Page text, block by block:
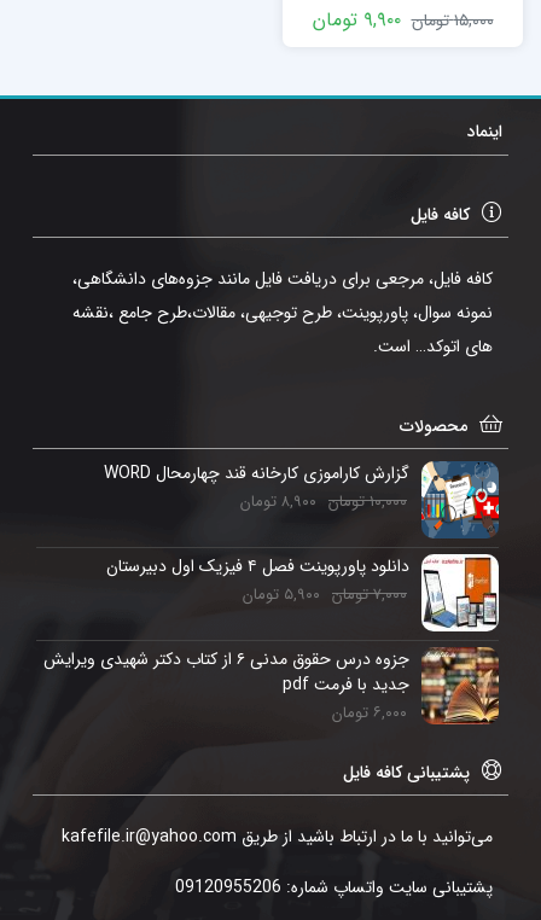
جان دبلیو کرس ول۱۵,۰۰۰تومان ۹,۹۰۰ تومان
اینماد
کافه فایل
کافه فایل، مرجعی برای دریافت فایل مانند جزوه‌های دانشگاهی،
نمونه سوال، پاورپوینت، طرح توجیهی، مقالات،طرح جامع ،نقشه
های اتوکد… است.
محصولات
گزارش کاراموزی کارخانه قند چهارمحال WORD
۱۰,۰۰۰تومان ۸,۹۰۰تومان
دانلود پاورپوینت فصل ۴ فیزیک اول دبیرستان
۷,۰۰۰تومان ۵,۹۰۰ تومان
جزوه درس حقوق مدنی ۶ از کتاب دکتر شهیدی ویرایش
جدید با فرمت pdf
۶,۰۰۰ تومان
پشتیبانی کافه فایل
می‌توانید با ما در ارتباط باشید از طریق kafefile.ir@yahoo.com
پشتیبانی سایت واتساپ شماره: 09120955206